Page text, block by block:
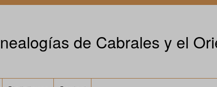
de Cabrales y el